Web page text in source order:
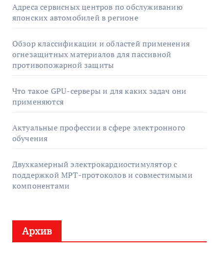
Адреса сервисных центров по обслуживанию
японских автомобилей в регионе
Обзор классификации и областей применения
огнезащитных материалов для пассивной
противопожарной защиты
Что такое GPU-серверы и для каких задач они
применяются
Актуальные профессии в сфере электронного
обучения
Двухкамерный электрокардиостимулятор с
поддержкой МРТ-протоколов и совместимыми
компонентами
Архив